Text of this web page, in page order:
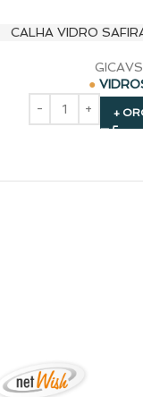
CALHA VIDRO
GICAVS
+